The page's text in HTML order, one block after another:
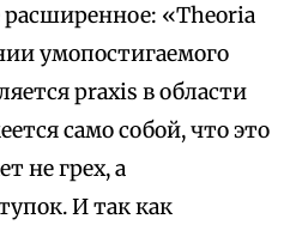
расширенное: «Theoria
умопостигаемого
praxis в области
само собой, что это
не грех, а
И так как